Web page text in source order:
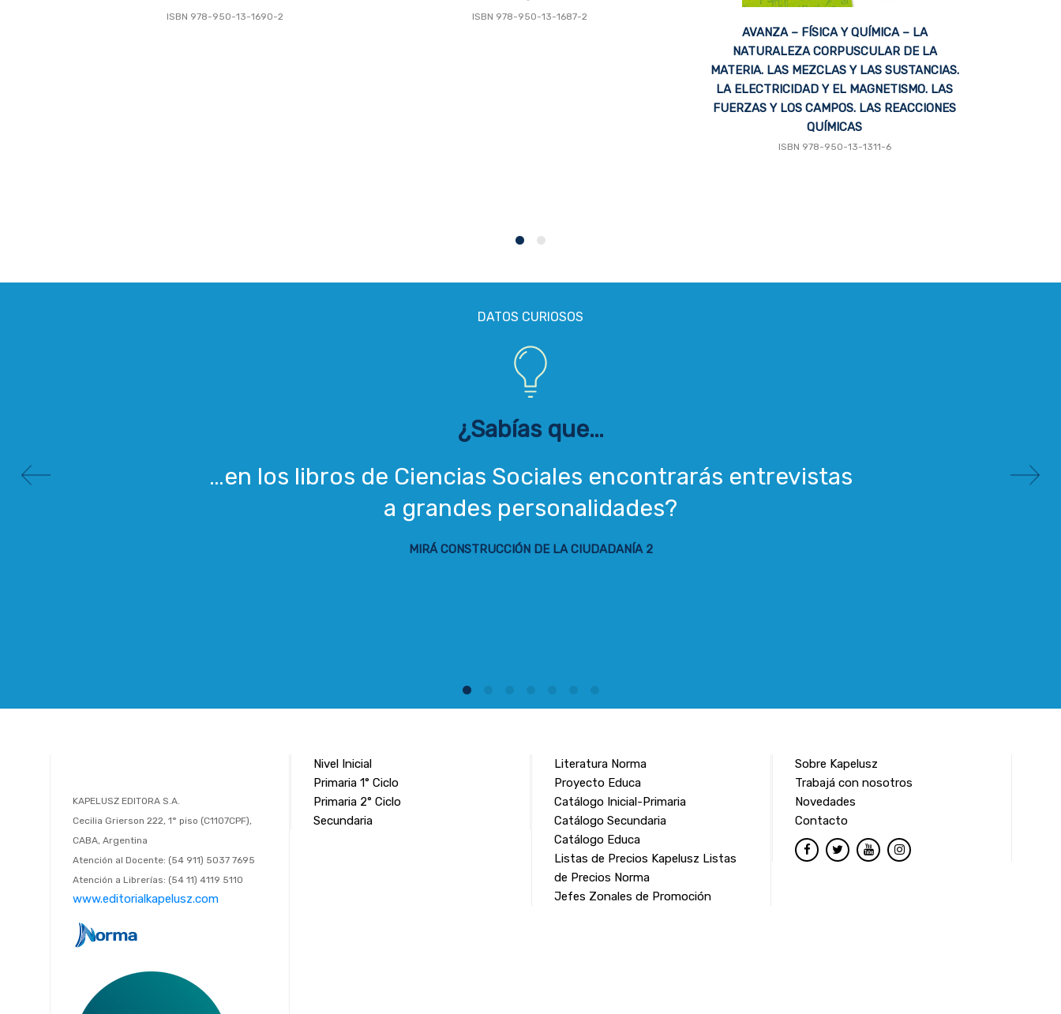
ISBN 978-950-13-1690-2 ISBN 978-950-13-1687-2
AVANZA – FÍSICA Y QUÍMICA – LA
NATURALEZA CORPUSCULAR DE LA
MATERIA. LAS MEZCLAS Y LAS SUSTANCIAS.
LA ELECTRICIDAD Y EL MAGNETISMO. LAS
FUERZAS Y LOS CAMPOS. LAS REACCIONES
QUÍMICAS
ISBN 978-950-13-1311-6
DATOS CURIOSOS
¿Sabías que…
…en los libros de Ciencias Sociales encontrarás entrevistas
a grandes personalidades?
MIRÁ CONSTRUCCIÓN DE LA CIUDADANÍA 2
KAPELUSZ EDITORA S.A.
Cecilia Grierson 222, 1° piso (C1107CPF),
CABA, Argentina
Atención al Docente: (54 911) 5037 7695
Atención a Librerías: (54 11) 4119 5110
www.editorialkapelusz.com
Nivel Inicial
Primaria 1° Ciclo
Primaria 2° Ciclo
Secundaria
Literatura Norma
Proyecto Educa
Catálogo Inicial-Primaria
Catálogo Secundaria
Catálogo Educa
Listas de Precios Kapelusz Listas
de Precios Norma
Jefes Zonales de Promoción
Sobre Kapelusz
Trabajá con nosotros
Novedades
Contacto